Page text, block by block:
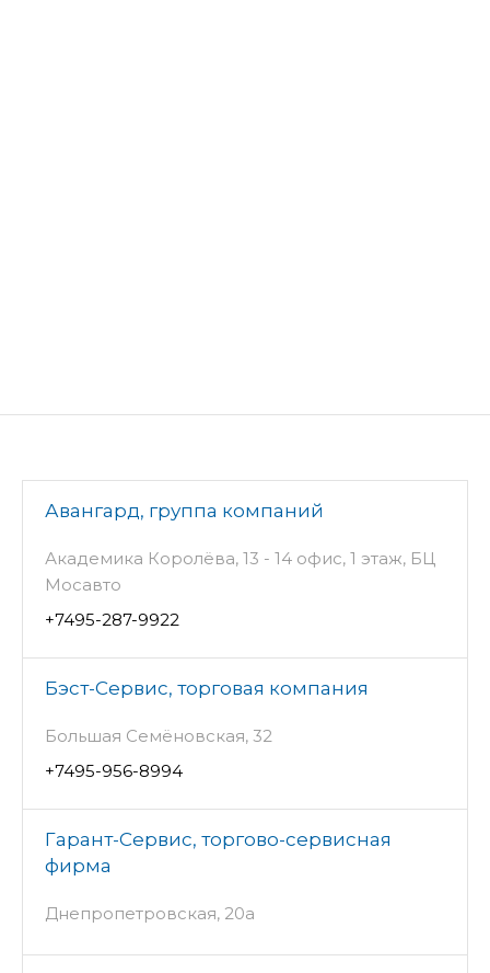
Авангард, группа компаний
Академика Королёва, 13 - 14 офис, 1 этаж, БЦ
Мосавто
+7495-287-9922
Бэст-Сервис, торговая компания
Большая Семёновская, 32
+7495-956-8994
Гарант-Сервис, торгово-сервисная
фирма
Днепропетровская, 20а